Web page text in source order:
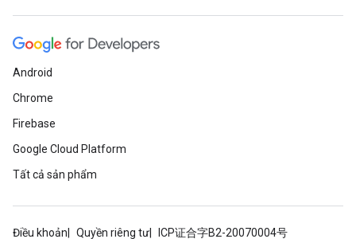
Android
Chrome
Firebase
Google Cloud Platform
Tất cả sản phẩm
Điều khoản Quyền riêng tư ICP证合字B2-20070004号